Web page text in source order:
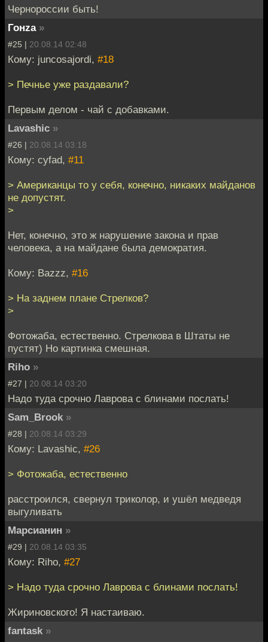
Чернороссии быть!
Гонzа »
#25 | 20.08.14 02:48
Кому: juncosajordi, #18
> Печнье уже раздавали?
Первым делом - чай с добавками.
Lavashic »
#26 | 20.08.14 03:18
Кому: cyfad, #11
> Американцы то у себя, конечно, никаких майданов
не допустят.
>
Нет, конечно, это ж нарушение закона и прав
человека, а на майдане была демократия.
Кому: Bazzz, #16
> На заднем плане Стрелков?
>
Фотожаба, естественно. Стрелкова в Штаты не
пустят) Но картинка смешная.
Riho »
#27 | 20.08.14 03:20
Надо туда срочно Лаврова с блинами послать!
Sam_Brook »
#28 | 20.08.14 03:29
Кому: Lavashic, #26
> Фотожаба, естественно
расстроился, свернул триколор, и ушёл медведя
выгуливать
Марсианин »
#29 | 20.08.14 03:35
Кому: Riho, #27
> Надо туда срочно Лаврова с блинами послать!
Жириновского! Я настаиваю.
fantask »